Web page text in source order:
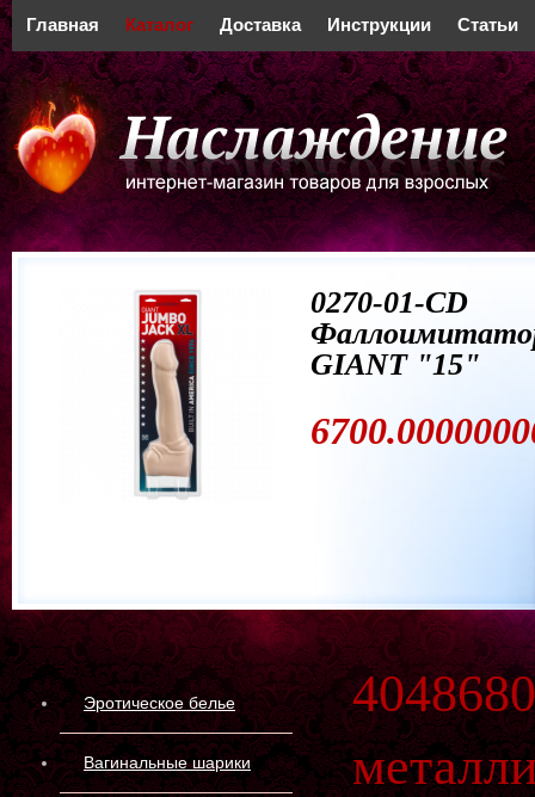
Главная Каталог Доставка Инструкции Статьи
0270-01-CD
GIANT "15"
Эротическое белье
Вагинальные шарики